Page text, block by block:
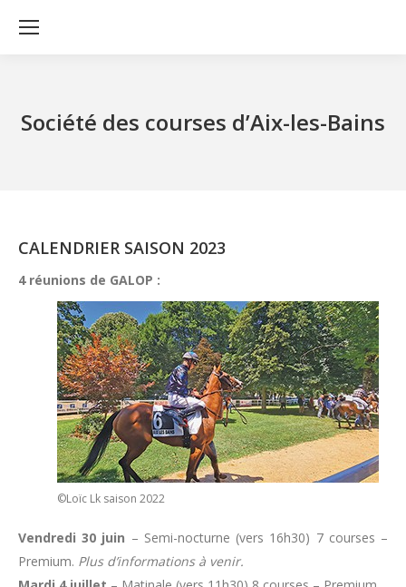
Société des courses d’Aix-les-Bains
CALENDRIER SAISON 2023
4 réunions de GALOP :
©Loïc Lk saison 2022
Vendredi 30 juin – Semi-nocturne (vers 16h30) 7 courses –
Premium. Plus d’informations à venir.